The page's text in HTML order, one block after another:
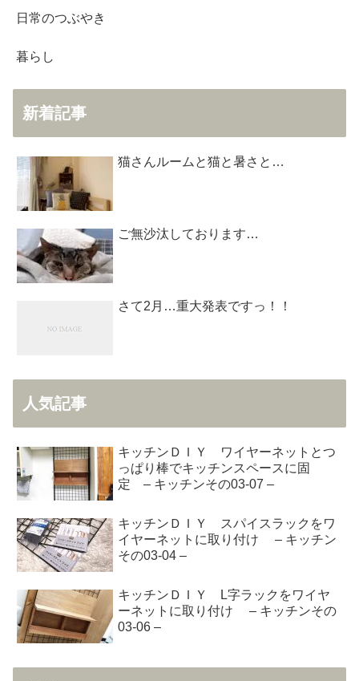
日常のつぶやき
暮らし
新着記事
猫さんルームと猫と暑さと…
ご無沙汰しております…
さて2月…重大発表ですっ！！
人気記事
キッチンＤＩＹ ワイヤーネットとつ
っぱり棒でキッチンスペースに固
定 – キッチンその03-07 –
キッチンＤＩＹ スパイスラックをワ
イヤーネットに取り付け – キッチン
その03-04 –
キッチンＤＩＹ L字ラックをワイヤ
ーネットに取り付け – キッチンその
03-06 –